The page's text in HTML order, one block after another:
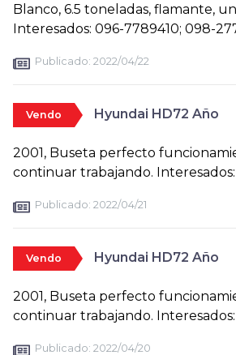
Blanco, 6.5 toneladas, flamante,
Interesados: 096-7789410; 098-
Publicado: 2022/04/22
Vendo Hyundai HD72 Año
2001, Buseta perfecto
continuar trabajando. Interesados:
Publicado: 2022/04/21
Vendo Hyundai HD72 Año
2001, Buseta perfecto
continuar trabajando. Interesados:
Publicado: 2022/04/20